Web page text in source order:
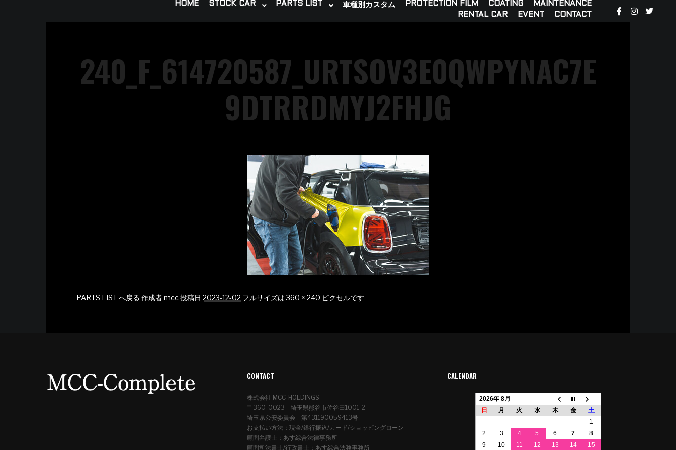
HOME STOCK CAR PARTS LIST 車種別カスタム PROTECTION FILM COATING
MAINTENANCE
RENTAL CAR
EVENT CONTACT
240_F_614720587_URTSOV3E0QWPYNAC7E
9DTRRDMYJ2FHJG
PARTS LIST へ戻る 作成者mcc投稿日 2023-12-02 フルサイズは360 × 240 ピクセルです
CONTACT
株式会社 MCC-HOLDINGS
〒360-0023 埼玉県熊谷市佐谷田1001-2
埼玉県公安委員会 第431190059413号
お支払い方法：現金/銀行振込/カード/ショッピングローン
顧問弁護士：あす綜合法律事務所
顧問司法書士/行政書士：あす綜合法務事務所
CALENDAR
2026年 8月
日
月 火 水 木 金
土
1
2
3 4 5 6 7
8
9
10 11 12 13 14 15